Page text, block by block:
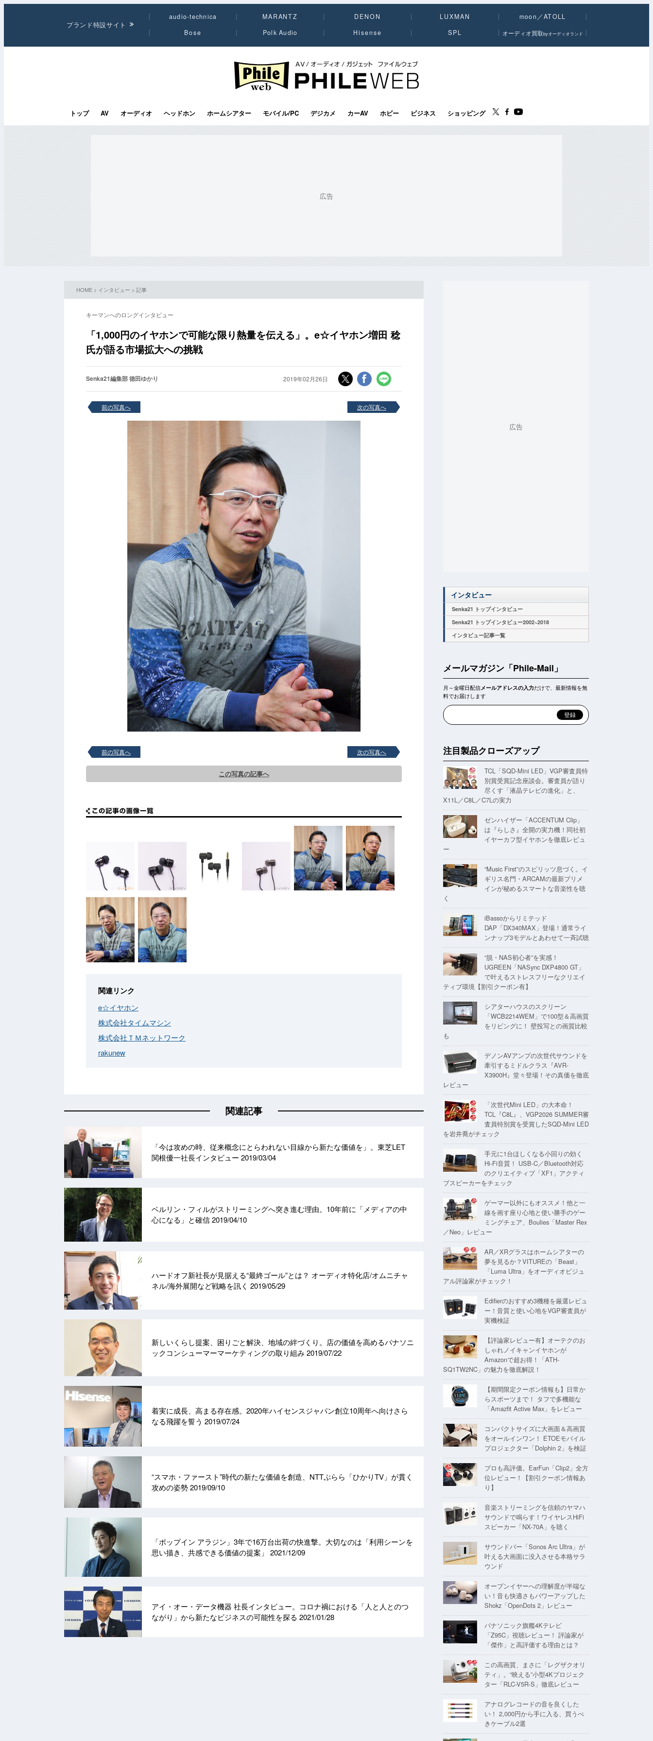
ブランド特設サイト
audio-technica MARANTZ DENON LUXMAN
moon／ATOLL
Bose
Polk Audio Hisense SPL オーディオ買取byオーディオランド
PHILE WEB｜AV/オーディオ/ガジェット
トップ AV オーディオ ヘッドホン ホームシアター モバイル/PC デジカメ カーAV ホビー ビジネス ショッピング
HOME > インタビュー > 記事
キーマンへのロングインタビュー
「1,000円のイヤホンで可能な限り熱量を伝える」。e☆イヤホン増田 稔
氏が語る市場拡大への挑戦
Senka21編集部 徳田ゆかり 2019年02月26日
前の写真へ 次の写真へ
前の写真へ 次の写真へ
この写真の記事へ
関連リンク
e☆イヤホン
株式会社タイムマシン
株式会社ＴＭネットワーク
rakunew
関連記事
「今は攻めの時、従来概念にとらわれない目線から新たな価値を」。東芝LET
関根優一社長インタビュー 2019/03/04
ベルリン・フィルがストリーミングへ突き進む理由。10年前に「メディアの中
心になる」と確信2019/04/10
ハードオフ新社長が見据える“最終ゴール”とは？ オーディオ特化店/オムニチャ
ネル/海外展開など戦略を訊く 2019/05/29
新しいくらし提案、困りごと解決、地域の絆づくり。店の価値を高めるパナソニ
ックコンシューマーマーケティングの取り組み 2019/07/22
着実に成長、高まる存在感。2020年ハイセンスジャパン創立10周年へ向けさら
なる飛躍を誓う 2019/07/24
“スマホ・ファースト”時代の新たな価値を創造、NTTぷらら「ひかりTV」が貫く
攻めの姿勢2019/09/10
「ポップイン アラジン」3年で16万台出荷の快進撃。大切なのは「利用シーンを
思い描き、共感できる価値の提案」 2021/12/09
アイ・オー・データ機器 社長インタビュー。コロナ禍における「人と人とのつ
ながり」から新たなビジネスの可能性を探る 2021/01/28
インタビュー
Senka21 トップインタビュー
Senka21 トップインタビュー2002~2018
インタビュー記事一覧
メールマガジン「Phile-Mail」
月～金曜日配信メールアドレスの入力だけで、最新情報を無
料でお届けします
注目製品クローズアップ
TCL「SQD-Mini LED」VGP審査員特
別賞受賞記念座談会。審査員が語り
尽くす「液晶テレビの進化」と、
X11L／C8L／C7Lの実力
ゼンハイザー「ACCENTUM Clip」
は『らしさ』全開の実力機！同社初
イヤーカフ型イヤホンを徹底レビュ
ー
“Music First”のスピリッツ息づく。イ
ギリス名門・ARCAMの最新プリメ
インが秘めるスマートな音楽性を聴
く
iBassoからリミテッド
DAP「DX340MAX」登場！通常ライ
ンナップ3モデルとあわせて一斉試聴
“脱・NAS初心者”を実感！
UGREEN「NASync DXP4800 GT」
で叶えるストレスフリーなクリエイ
ティブ環境【割引クーポン有】
シアターハウスのスクリーン
「WCB2214WEM」で100型＆高画質
をリビングに！ 壁投写との画質比較
も
デノンAVアンプの次世代サウンドを
牽引するミドルクラス『AVR-
X3900H』堂々登場！その真価を徹底
レビュー
「次世代Mini LED」の大本命！
TCL『C8L』、VGP2026 SUMMER審
査員特別賞を受賞したSQD-Mini LED
を岩井喬がチェック
手元に1台ほしくなる小回りの効く
Hi-Fi音質！ USB-C／Bluetooth対応
のクリエイティブ「XF1」アクティ
ブスピーカーをチェック
ゲーマー以外にもオススメ！他と一
線を画す座り心地と使い勝手のゲー
ミングチェア、Boulies「Master Rex
／Neo」レビュー
AR／XRグラスはホームシアターの
夢を見るか？VITUREの「Beast」
「Luma Ultra」をオーディオビジュ
アル評論家がチェック！
Edifierのおすすめ3機種を厳選レビュ
ー！音質と使い心地をVGP審査員が
実機検証
【評論家レビュー有】オーテクのお
しゃれノイキャンイヤホンが
Amazonで超お得！「ATH-
SQ1TW2NC」の魅力を徹底解説！
【期間限定クーポン情報も】日常か
らスポーツまで！ タフで多機能な
「Amazfit Active Max」をレビュー
コンパクトサイズに大画面＆高画質
をオールインワン！ ETOEモバイル
プロジェクター「Dolphin 2」を検証
プロも高評価。EarFun「Clip2」全方
位レビュー！【割引クーポン情報あ
り】
音楽ストリーミングを信頼のヤマハ
サウンドで鳴らす！ワイヤレスHiFi
スピーカー「NX-70A」を聴く
サウンドバー「Sonos Arc Ultra」が
叶える大画面に没入させる本格サラ
ウンド
オープンイヤーへの理解度が半端な
い！音も快適さもパワーアップした
Shokz「OpenDots 2」レビュー
パナソニック旗艦4Kテレビ
「Z95C」視聴レビュー！ 評論家が
「傑作」と高評価する理由とは？
この高画質、まさに「レグザクオリ
ティ」。“映える”小型4Kプロジェク
ター「RLC-V5R-S」徹底レビュー
アナログレコードの音を良くした
い！ 2,000円から手に入る、買うべ
きケーブル2選